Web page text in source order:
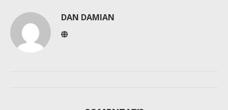
DAN DAMIAN